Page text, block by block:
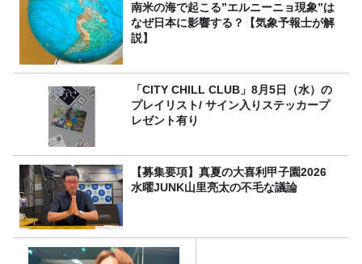
南米の海で起こる”エルニーニョ現象”は
なぜ日本に影響する？【気象予報士が解
説】
「CITY CHILL CLUB」8月5日（水）の
プレイリスト/ サイン入りステッカープ
レゼント有り
【募集要項】真夏の大喜利甲子園2026
水曜JUNK山里亮太の不毛な議論